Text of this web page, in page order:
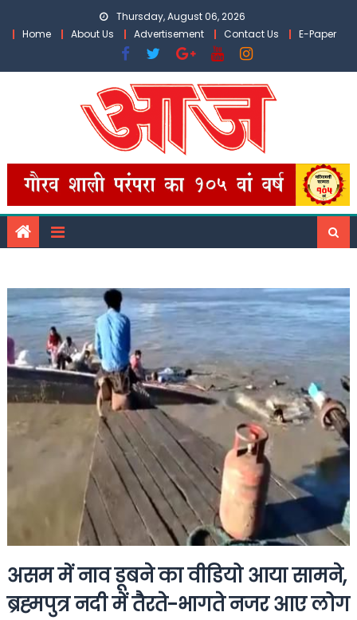
Thursday, August 06, 2026
Home
About Us Advertisement Contact Us E-Paper
असम में नाव डूबने का वीडियो आया सामने,
ब्रह्मपुत्र नदी में तैरते-भागते नजर आए लोग